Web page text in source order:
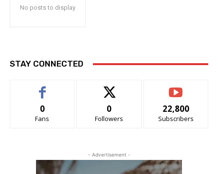
No posts to display
STAY CONNECTED
0
Fans
0
Followers
22,800
Subscribers
- Advertisement -